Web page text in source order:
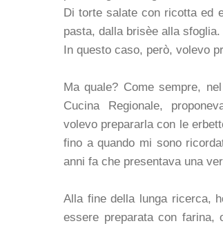
Di torte salate con ricotta ed
pasta, dalla brisèe alla sfoglia.
In questo caso, però, volevo
Ma quale? Come sempre,
Cucina Regionale,
volevo prepararla con le
fino a quando mi sono
anni fa che presentava una
Alla fine della lunga ricerca,
essere preparata con farina,